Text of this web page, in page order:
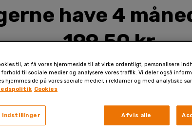
have 4
199,50 kr
som kroppen har
vigtigt for vores helbred.
at producere omega-3
til, at få vores hjemmeside til at virke ordentligt, personalisere
til sociale medier og analysere vores traffik. Vi deler også
hjemmeside på vores sociale medier, i reklamer og med analytiske
Cookies
indstillinger Afvis alle